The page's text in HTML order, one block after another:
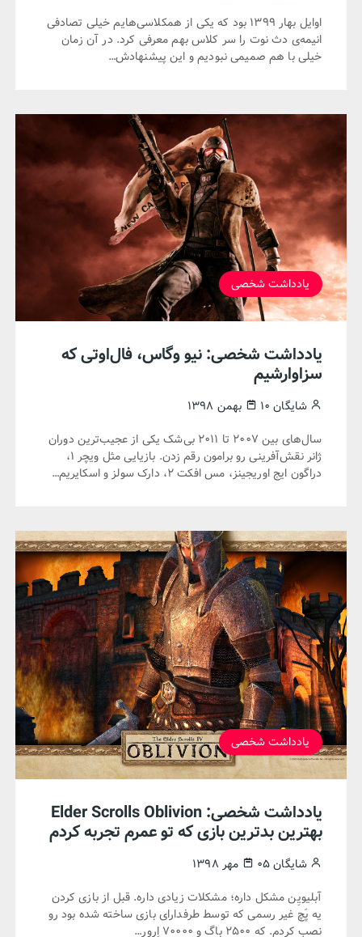
اوایل بهار ۱۳۹۹ بود که یکی از همکلاسی‌هایم خیلی تصادفی
انیمه‌ی دث نوت را سر کلاس بهم معرفی کرد. در آن زمان
خیلی با هم صمیمی نبودیم و این پیشنهادش…
یادداشت شخصی
یادداشت شخصی: نیو وگاس، فال‌اوتی که
سزاوارشیم
شایگان ۱۰ بهمن ۱۳۹۸
سال‌های بین ۲۰۰۷ تا ۲۰۱۱ بی‌شک یکی از عجیب‌ترین دوران
ژانر نقش‌آفرینی رو برامون رقم زدن. بازیایی مثل ویچر ۱،
دراگون ایج اوریجینز، مس افکت ۲، دارک سولز و اسکایریم…
یادداشت شخصی
یادداشت‌ شخصی: Elder Scrolls Oblivion
بهترین بدترین بازی که تو عمرم تجربه کردم
شایگان۰۵ مهر ۱۳۹۸
آبلیویِن مشکل داره؛ مشکلات زیادی داره. قبل از بازی کردن
یه پَچ غیر رسمی که توسط طرفدارای بازی ساخته شده بود رو
نصب کردم. که ۲۵۰۰ باگ و ۷۰۰۰۰ اِرور…